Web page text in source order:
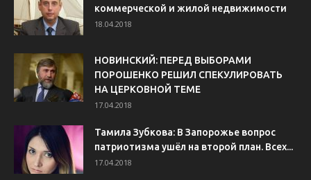
коммерческой и жилой недвижимости
18.04.2018
НОВИНСКИЙ: ПЕРЕД ВЫБОРАМИ
ПОРОШЕНКО РЕШИЛ СПЕКУЛИРОВАТЬ
НА ЦЕРКОВНОЙ ТЕМЕ
17.04.2018
Тамила Зубкова: В Запорожье вопрос
патриотизма ушёл на второй план. Всех...
17.04.2018